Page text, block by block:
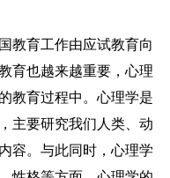
育工作由应试教育向
育也越来越重要，心理
教育过程中。心理学是
主要研究我们人类、动
容。与此同时，心理学